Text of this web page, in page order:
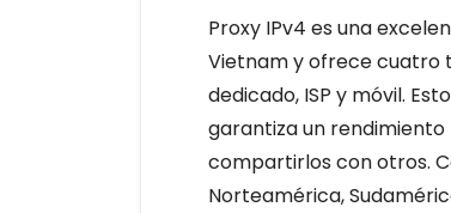
Proxy IPv4 es una
Vietnam y ofrece cuatro
dedicado, ISP y móvil.
garantiza un
compartirlos con otros.
Norteamérica,